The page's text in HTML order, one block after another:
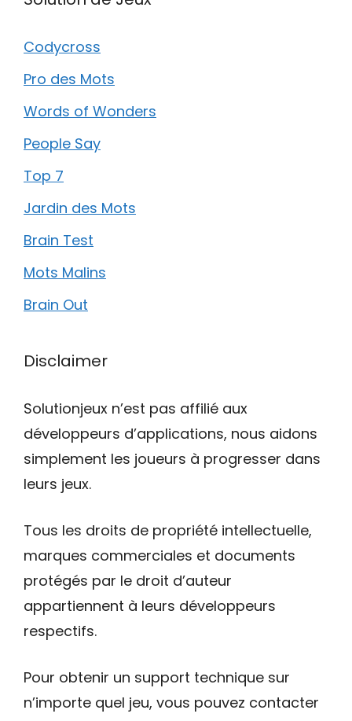
Codycross
Pro des Mots
Words of Wonders
People Say
Top 7
Jardin des Mots
Brain Test
Mots Malins
Brain Out
Disclaimer
Solutionjeux n’est pas affilié aux
développeurs d’applications, nous aidons
simplement les joueurs à progresser dans
leurs jeux.
Tous les droits de propriété intellectuelle,
marques commerciales et documents
protégés par le droit d’auteur
appartiennent à leurs développeurs
respectifs.
Pour obtenir un support technique sur
n’importe quel jeu, vous pouvez contacter